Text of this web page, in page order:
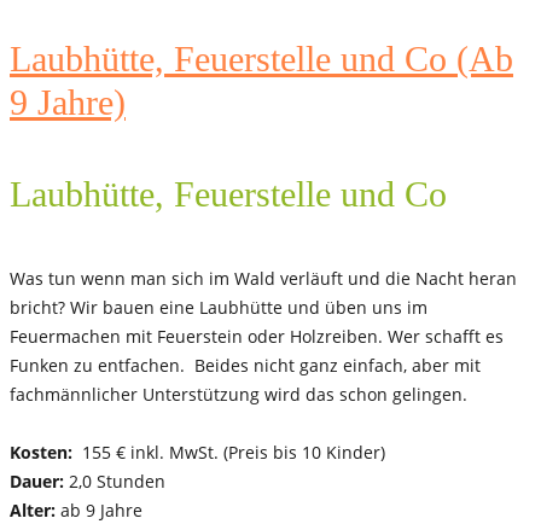
Laubhütte, Feuerstelle und Co (Ab
9 Jahre)
Laubhütte, Feuerstelle und Co
Was tun wenn man sich im Wald verläuft und die Nacht heran
bricht? Wir bauen eine Laubhütte und üben uns im
Feuermachen mit Feuerstein oder Holzreiben. Wer schafft es
Funken zu entfachen. Beides nicht ganz einfach, aber mit
fachmännlicher Unterstützung wird das schon gelingen.
Kosten: 155 € inkl. MwSt. (Preis bis 10 Kinder)
Dauer: 2,0 Stunden
Alter: ab 9 Jahre